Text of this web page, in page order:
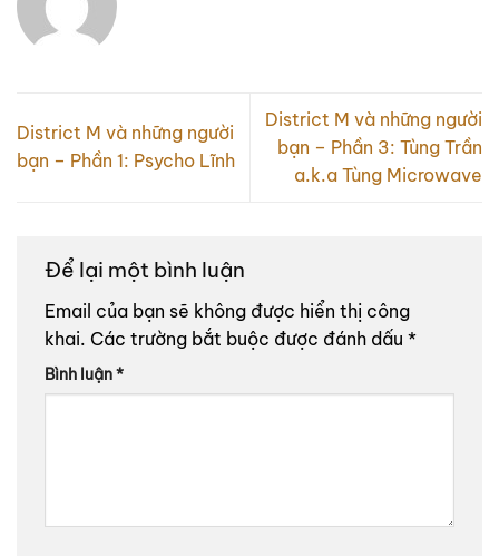
District M và những người
bạn – Phần 1: Psycho Lĩnh
District M và những người
bạn – Phần 3: Tùng Trần
a.k.a Tùng Microwave
Để lại một bình luận
Email của bạn sẽ không được hiển thị công
khai. Các trường bắt buộc được đánh dấu *
Bình luận*